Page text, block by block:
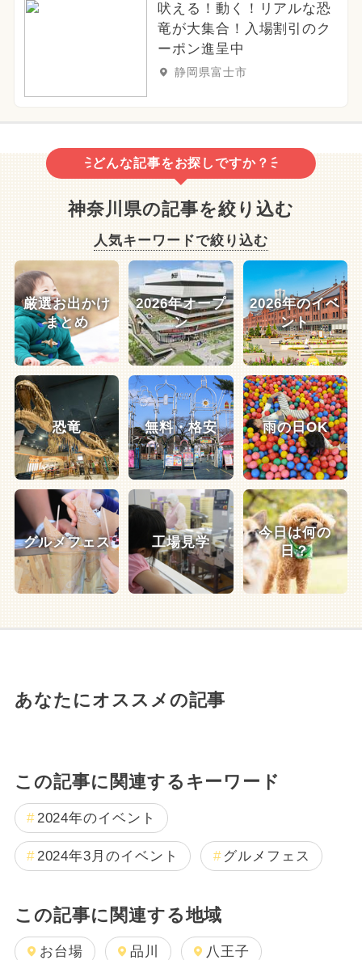
吠える！動く！リアルな恐
竜が大集合！入場割引のク
ーポン進呈中
静岡県富士市
どんな記事をお探しですか？
神奈川県の記事を絞り込む
人気キーワードで絞り込む
厳選お出かけ
まとめ
2026年オープ
ン
2026年のイベ
ント
恐竜 無料・格安 雨の日OK
グルメフェス 工場見学
今日は何の
日？
あなたにオススメの記事
この記事に関連するキーワード
2024年のイベント
2024年3月のイベント グルメフェス
この記事に関連する地域
お台場 品川 八王子